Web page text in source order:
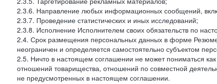
2.3.6. Направление любых информационных сообщений,
2.3.7. Проведение статистических и иных исследований;
2.3.8. Исполнение Исполнителем своих обязательств по
2.4. Срок размещения персональных данных в форме
неограничен и определяется самостоятельно субъектом
2.5. Ничто в настоящем соглашении не может пониматься
отношений товарищества, отношений по совместной
не предусмотренных в настоящем соглашении.